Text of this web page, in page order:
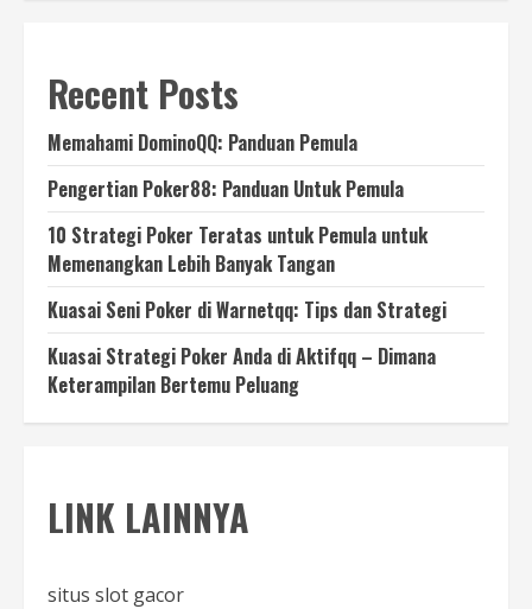
Recent Posts
Memahami DominoQQ: Panduan Pemula
Pengertian Poker88: Panduan Untuk Pemula
10 Strategi Poker Teratas untuk Pemula untuk
Memenangkan Lebih Banyak Tangan
Kuasai Seni Poker di Warnetqq: Tips dan Strategi
Kuasai Strategi Poker Anda di Aktifqq – Dimana
Keterampilan Bertemu Peluang
LINK LAINNYA
situs slot gacor